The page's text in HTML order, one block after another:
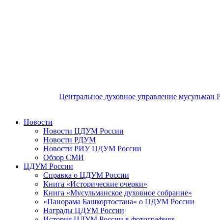
Центральное духовное управление мусульман
Новости
Новости ЦДУМ России
Новости РДУМ
Новости РИУ ЦДУМ России
Обзор СМИ
ЦДУМ России
Справка о ЦДУМ России
Книга «Исторические очерки»
Книга «Мусульманское духовное собрание»
«Панорама Башкортостана» о ЦДУМ России
Награды ЦДУМ России